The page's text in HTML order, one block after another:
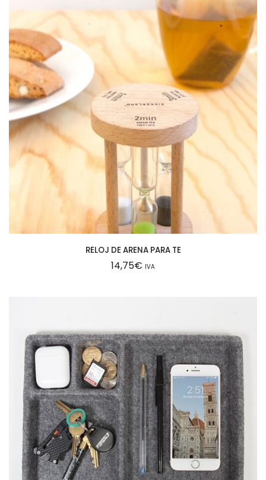
RELOJ DE ARENA PARA TE
14,75€ IVA